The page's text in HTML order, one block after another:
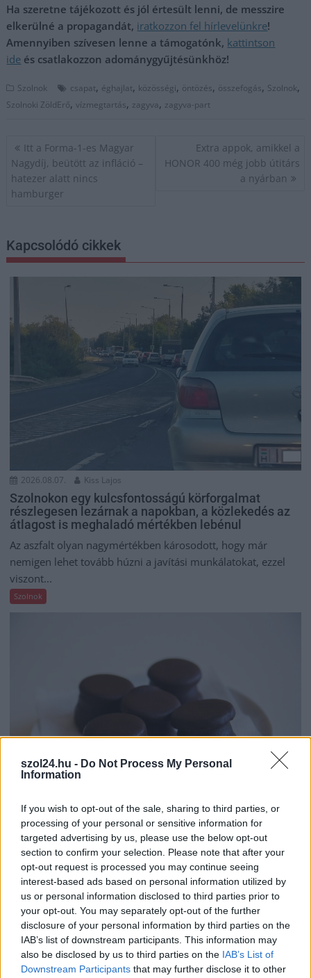
szol24.hu - Do Not Process My Personal
Information
If you wish to opt-out of the sale, sharing to third parties, or
processing of your personal or sensitive information for
targeted advertising by us, please use the below opt-out
section to confirm your selection. Please note that after your
opt-out request is processed you may continue seeing
interest-based ads based on personal information utilized by
us or personal information disclosed to third parties prior to
your opt-out. You may separately opt-out of the further
disclosure of your personal information by third parties on the
IAB’s list of downstream participants. This information may
also be disclosed by us to third parties on the IAB’s List of
Downstream Participants that may further disclose it to other
Ha szeretne tájékozott és jól értesült lenni, de messzire
elkerülné a propagandát, iratkozzon fel hírlevelünkre!
Amennyiben szívesen lenne a támogatónk, kattintson
ide és csatlakozzon adománygyűjtésünkhöz!
Szolnok csapat, éghajlat, közösségi, öntözés, összefogás, Szolnok,
Szolnoki ZöldErő,vízmegtartás, zagyva, zagyva-part
Bejegyzés
navigáció
Itt a Forma-1-es Magyar
Nagydíj, beütött az infláció –
hatezer alatt nincs
hamburger
Extra appok, amikkel a
HONOR 400 még jobb útitárs
a nyárban
Kapcsolódó cikkek
2026.08.07. Kiss Lajos
Szolnokon egy kulcsfontosságú körforgalmat
részlegesen lezárnak a napokban, a közlekedés az
átlagost is meghaladó mértékben lebénul
Az aszfalt olyan nagymértékben károsodott, hogy már
nemigen lehet tovább húzni a javítási munkálatokat, ezzel
viszont...
Szolnok
2026.08.07. Farkas András
Ön szerint hogy készül a hamisítatlan szolnoki
habos isler?
Igazi retró klasszikus desszert, amelyet generációk óta
szeretnek, és amelyet sokan ma is próbálnak otthon
újraalkotni....
Szolnok